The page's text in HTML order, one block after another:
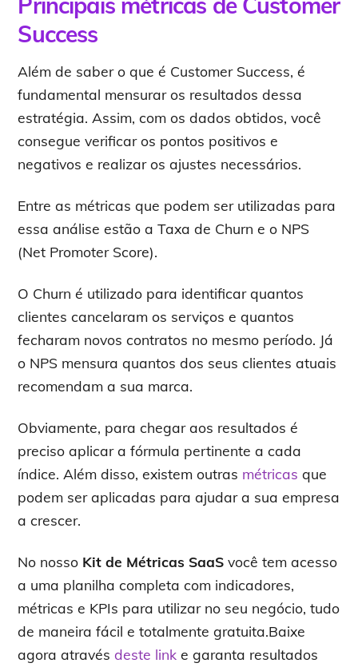
Success
Além de saber o que é Customer Success, é
fundamental mensurar os resultados dessa
estratégia. Assim, com os dados obtidos, você
consegue verificar os pontos positivos e
negativos e realizar os ajustes necessários.
Entre as métricas que podem ser utilizadas para
essa análise estão a Taxa de Churn e o NPS
(Net Promoter Score).
O Churn é utilizado para identificar quantos
clientes cancelaram os serviços e quantos
fecharam novos contratos no mesmo período. Já
o NPS mensura quantos dos seus clientes atuais
recomendam a sua marca.
Obviamente, para chegar aos resultados é
preciso aplicar a fórmula pertinente a cada
índice. Além disso, existem outras métricas que
podem ser aplicadas para ajudar a sua empresa
a crescer.
No nosso Kit de Métricas SaaS você tem acesso
a uma planilha completa com indicadores,
métricas e KPIs para utilizar no seu negócio, tudo
de maneira fácil e totalmente gratuita.Baixe
agora através deste link e garanta resultados